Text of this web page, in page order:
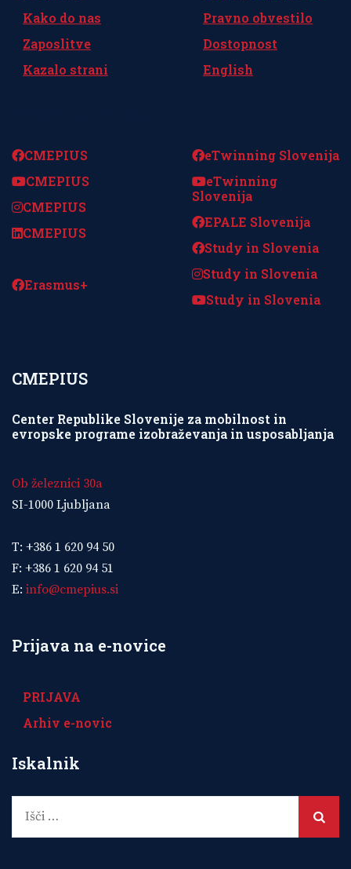
Kako do nas
Zaposlitve
Kazalo strani
Pravno obvestilo
Dostopnost
English
CMEPIUS
CMEPIUS
CMEPIUS
CMEPIUS
Erasmus+
eTwinning Slovenija
eTwinning
Slovenija
EPALE Slovenija
Study in Slovenia
Study in Slovenia
Study in Slovenia
CMEPIUS
Center Republike Slovenije za mobilnost in
evropske programe izobraževanja in usposabljanja
Ob železnici 30a
SI-1000 Ljubljana
T: +386 1 620 94 50
F: +386 1 620 94 51
E: info@cmepius.si
Prijava na e-novice
PRIJAVA
Arhiv e-novic
Iskalnik